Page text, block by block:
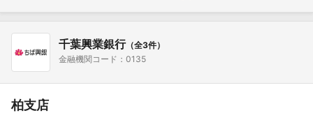
千葉興業銀行（全3件）
金融機関コード：0135
柏支店